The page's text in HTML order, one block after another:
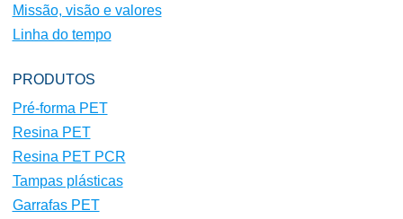
Missão, visão e valores
Linha do tempo
PRODUTOS
Pré-forma PET
Resina PET
Resina PET PCR
Tampas plásticas
Garrafas PET